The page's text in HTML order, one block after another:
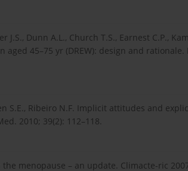
J.S., Dunn A.L., Church T.S., Earnest C.P.,
aged 45–75 yr (DREW): design and rationale.
S.E., Ribeiro N.F. Implicit attitudes and
2010; 39(2): 112–118.
the menopause – an update. Climacte-ric